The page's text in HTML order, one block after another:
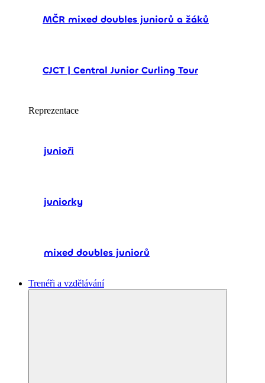
MČR mixed doubles juniorů a žáků
CJCT | Central Junior Curling Tour
Reprezentace
junioři
juniorky
mixed doubles juniorů
Trenéři a vzdělávání